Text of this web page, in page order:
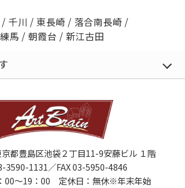
/ 千川 / 東長崎 / 落合南長崎 /
馬 / 朝霞台 / 新江古田
都豊島区池袋２丁目11-9安藤ビル １階
3590-1131／FAX 03-5950-4846
00～19：00 定休日：無休※年末年始